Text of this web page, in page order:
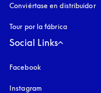
Conviértase en distribuidor
Tour por la fábrica
Social Links
Facebook
Instagram